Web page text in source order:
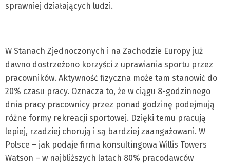
sprawniej działających ludzi.
W Stanach Zjednoczonych i na Zachodzie Europy już
dawno dostrzeżono korzyści z uprawiania sportu przez
pracowników. Aktywność fizycz­na może tam stanowić do
20% czasu pracy. Oznacza to, że w ciągu 8-godzinnego
dnia pracy pracownicy przez ponad godzinę podejmują
różne formy rekreacji sportowej. Dzięki temu pracują
lepiej, rzadziej chorują i są bardziej zaangażowani. W
Polsce – jak podaje firma konsultingowa Willis Towers
Watson – w najbliższych latach 80% pracodawców